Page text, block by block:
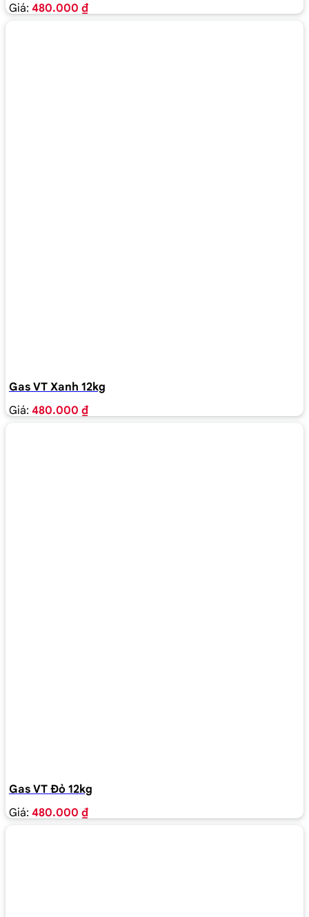
Giá: 480.000 ₫
Gas VT Xanh 12kg
Giá: 480.000 ₫
Gas VT Đỏ 12kg
Giá: 480.000 ₫